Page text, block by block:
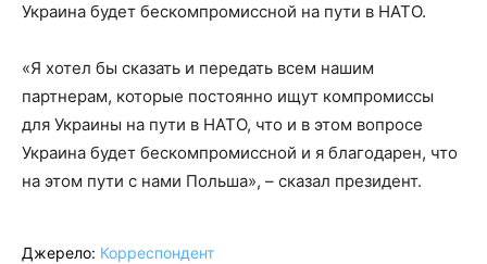
Украина будет бескомпромиссной на пути в НАТО.
«Я хотел бы сказать и передать всем нашим
партнерам, которые постоянно ищут компромиссы
для Украины на пути в НАТО, что и в этом вопросе
Украина будет бескомпромиссной и я благодарен, что
на этом пути с нами Польша», – сказал президент.
Джерело: Корреспондент